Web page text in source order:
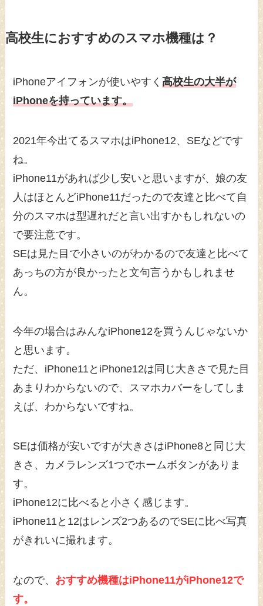
高校生におすすめのスマホ機種は？
iPhoneアイフォンが使いやすく高校生の大半が
iPhoneを持っています。
2021年今出てるスマホはiPhone12、SEなどです
ね。
iPhone11があれば少し安いと思いますが、娘の友
人はほとんどiPhone11だったので友達と比べて自
分のスマホは型遅れだと言い出すかもしれないの
で要注意です。
SEは見た目で小さいのがわかるので友達と比べて
あっちの方が良かったと文句言うかもしれませ
ん。
今年の場合はみんなiPhone12を買うんじゃないか
と思います。
ただ、iPhone11とiPhone12は同じ大きさで見た目
あまりわからないので、スマホカバーをしてしま
えば、わからないですね。
SEは価格が安いですが大きさはiPhone8と同じ大
きさ、カメラレンズ1つでホームボタンがありま
す。
iPhone12に比べると小さく感じます。
iPhone11と12はレンズ2つあるのでSEに比べ写真
がきれいに撮れます。
なので、 おすすめ機種はiPhone11がiPhone12で
す。